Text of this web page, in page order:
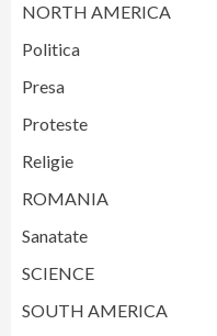
NORTH AMERICA
Politica
Presa
Proteste
Religie
ROMANIA
Sanatate
SCIENCE
SOUTH AMERICA